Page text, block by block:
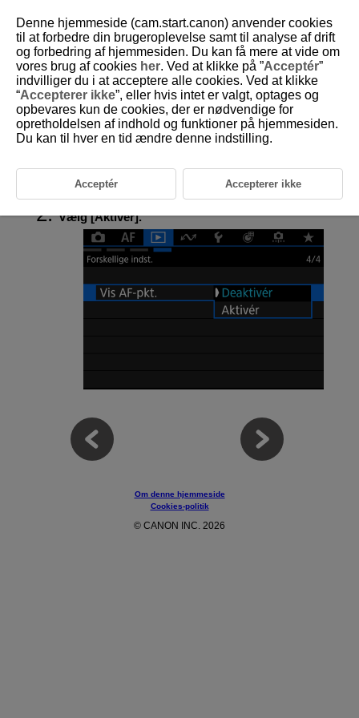
D375-156
Visning af AF-punkt
Du kan vise de AF-punkter, der blev brugt til at fokusere, som vises med
Vælg [Aktivér].
Om denne hjemmeside
Cookies-politik
© CANON INC. 2026
Denne hjemmeside (cam.start.canon) anvender cookies
til at forbedre din brugeroplevelse samt til analyse af drift
og forbedring af hjemmesiden. Du kan få mere at vide om
vores brug af cookies her. Ved at klikke på ”Acceptér”
indvilliger du i at acceptere alle cookies. Ved at klikke
“Accepterer ikke”, eller hvis intet er valgt, optages og
opbevares kun de cookies, der er nødvendige for
opretholdelsen af indhold og funktioner på hjemmesiden.
Du kan til hver en tid ændre denne indstilling.
Acceptér Accepterer ikke